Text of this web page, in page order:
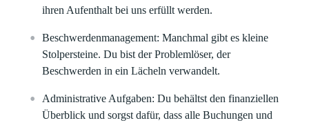
ihren Aufenthalt bei uns erfüllt werden.
Beschwerdenmanagement:Manchmal gibt es kleine
Stolpersteine. Du bist der Problemlöser, der
Beschwerden in ein Lächeln verwandelt.
Administrative Aufgaben:Du behältst den finanziellen
Überblick und sorgst dafür, dass alle Buchungen und